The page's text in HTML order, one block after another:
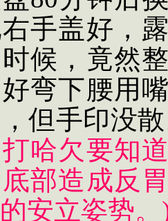
手盖好，
候，竟然
弯下腰用
但手印没
哈欠要知
部造成反
安立姿势。